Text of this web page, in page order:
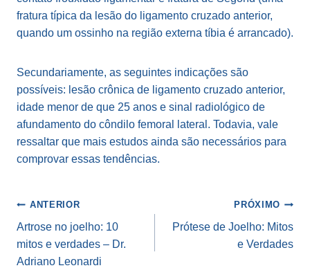
fratura típica da lesão do ligamento cruzado anterior,
quando um ossinho na região externa tíbia é arrancado).
Secundariamente, as seguintes indicações são
possíveis: lesão crônica de ligamento cruzado anterior,
idade menor de que 25 anos e sinal radiológico de
afundamento do côndilo femoral lateral. Todavia, vale
ressaltar que mais estudos ainda são necessários para
comprovar essas tendências.
Navegação
de
Post
ANTERIOR
Artrose no joelho: 10
mitos e verdades – Dr.
Adriano Leonardi
PRÓXIMO
Prótese de Joelho: Mitos
e Verdades